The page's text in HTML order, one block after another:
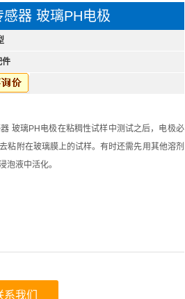
器 玻璃PH电极
件
玻璃PH电极在粘稠性试样中测试之后，电极必
粘附在玻璃膜上的试样。有时还需先用其他溶剂
泡液中活化。
系我们